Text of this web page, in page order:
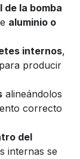
la bomba
aluminio o
internos,
producir
alineándolos
correcto
del
internas se